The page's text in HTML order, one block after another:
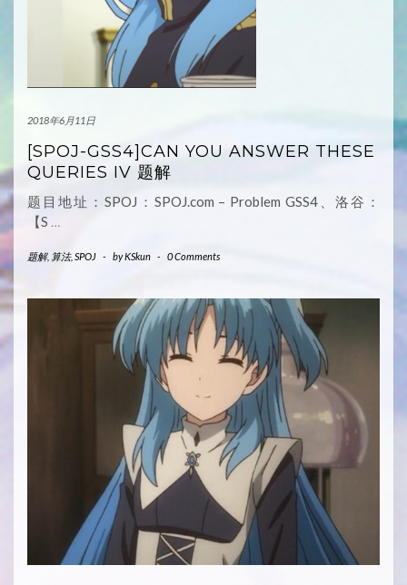
2018年6月11日
[SPOJ-GSS4]CAN YOU ANSWER THESE
QUERIES IV 题解
题目地址：SPOJ：SPOJ.com – Problem GSS4、洛谷：
【S …
题解, 算法, SPOJ - byKSkun - 0 Comments